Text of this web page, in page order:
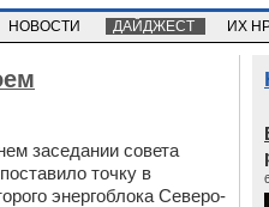
НОВОСТИ ДАЙДЖЕСТ ИХ
заседании совета
точку в
энергоблока Северо-